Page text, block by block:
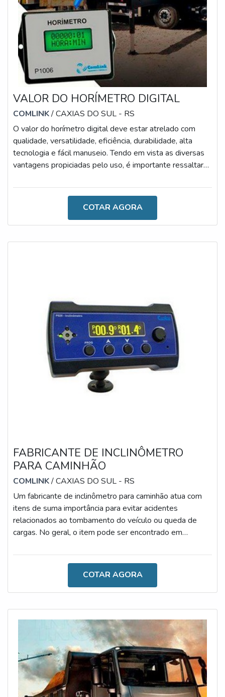
VALOR DO HORÍMETRO DIGITAL
COMLINK/ CAXIAS DO SUL - RS
O valor do horímetro digital deve estar atrelado com
qualidade, versatilidade, eficiência, durabilidade, alta
tecnologia e fácil manuseio. Tendo em vista as diversas
vantagens propiciadas pelo uso, é importante ressaltar
entre custo e benefício.Dessa forma, empresas que
e descarga, entre outros procedimentos, irão fazer um
excelente investimento, uma vez que o uso do aparato
COTAR AGORA
FABRICANTE DE INCLINÔMETRO
PARA CAMINHÃO
COMLINK/ CAXIAS DO SUL - RS
Um fabricante de inclinômetro para caminhão atua com
itens de suma importância para evitar acidentes
relacionados ao tombamento do veículo ou queda de
cargas. No geral, o item pode ser encontrado em
semirreboque: reduz o risco de tombamento e danos ao
inclinação, bloqueia a subida de caixa caso seja um
processo inseguro e possui alarmes visuais e sonoros ao
COTAR AGORA